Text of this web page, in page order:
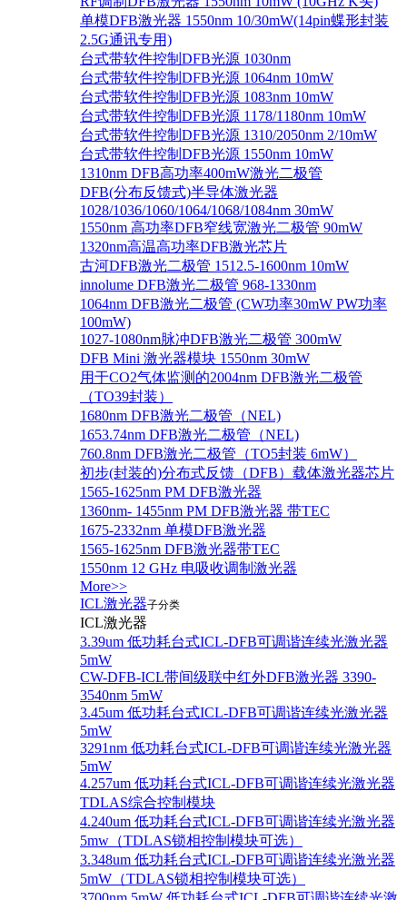
单模DFB激光器 1550nm 10/30mW(14pin蝶形封装
2.5G通讯专用)
台式带软件控制DFB光源 1030nm
台式带软件控制DFB光源 1064nm 10mW
台式带软件控制DFB光源 1083nm 10mW
台式带软件控制DFB光源 1178/1180nm 10mW
台式带软件控制DFB光源 1310/2050nm 2/10mW
台式带软件控制DFB光源 1550nm 10mW
1310nm DFB高功率400mW激光二极管
DFB(分布反馈式)半导体激光器
1028/1036/1060/1064/1068/1084nm 30mW
1550nm 高功率DFB窄线宽激光二极管 90mW
1320nm高温高功率DFB激光芯片
古河DFB激光二极管 1512.5-1600nm 10mW
innolume DFB激光二极管 968-1330nm
1064nm DFB激光二极管 (CW功率30mW PW功率
100mW)
1027-1080nm脉冲DFB激光二极管 300mW
DFB Mini 激光器模块 1550nm 30mW
用于CO2气体监测的2004nm DFB激光二极管
（TO39封装）
1680nm DFB激光二极管（NEL)
1653.74nm DFB激光二极管（NEL)
760.8nm DFB激光二极管（TO5封装 6mW）
初步(封装的)分布式反馈（DFB）载体激光器芯片
1565-1625nm PM DFB激光器
1360nm- 1455nm PM DFB激光器 带TEC
1675-2332nm 单模DFB激光器
1565-1625nm DFB激光器带TEC
1550nm 12 GHz 电吸收调制激光器
More>>
ICL激光器子分类
ICL激光器
3.39um 低功耗台式ICL-DFB可调谐连续光激光器
5mW
CW-DFB-ICL带间级联中红外DFB激光器 3390-
3540nm 5mW
3.45um 低功耗台式ICL-DFB可调谐连续光激光器
5mW
3291nm 低功耗台式ICL-DFB可调谐连续光激光器
5mW
4.257um 低功耗台式ICL-DFB可调谐连续光激光器
TDLAS综合控制模块
4.240um 低功耗台式ICL-DFB可调谐连续光激光器
5mw（TDLAS锁相控制模块可选）
3.348um 低功耗台式ICL-DFB可调谐连续光激光器
5mW（TDLAS锁相控制模块可选）